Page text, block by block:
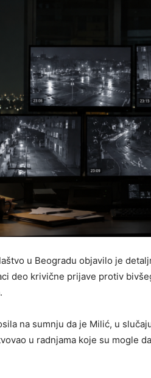
u Beogradu objavilo je
deo krivične prijave protiv
na sumnju da je Milić, u
u radnjama koje su mogle